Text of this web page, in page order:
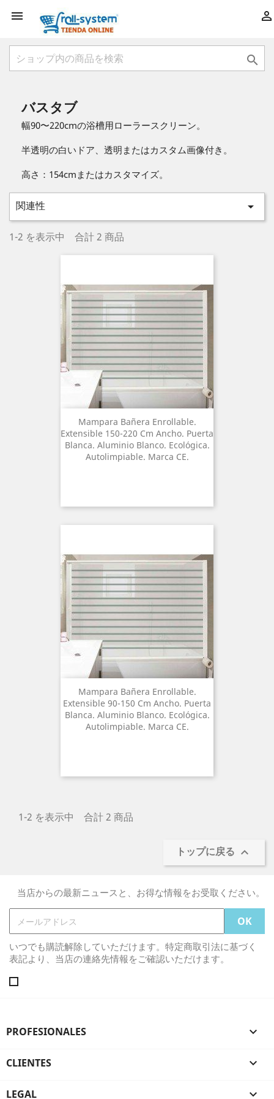
 

バスタブ
幅90〜220cmの浴槽用ローラースクリーン。
半透明の白いドア、透明またはカスタム画像付き。
高さ：154cmまたはカスタマイズ。
関連性 
1-2 を表示中 合計 2 商品
Mampara Bañera Enrollable.
Extensible 150-220 Cm Ancho. Puerta
Blanca. Aluminio Blanco. Ecológica.
Autolimpiable. Marca CE.
Mampara Bañera Enrollable.
Extensible 90-150 Cm Ancho. Puerta
Blanca. Aluminio Blanco. Ecológica.
Autolimpiable. Marca CE.
1-2 を表示中 合計 2 商品
トップに戻る 
当店からの最新ニュースと、お得な情報をお受取ください。
いつでも購読解除していただけます。特定商取引法に基づく
表記より、当店の連絡先情報をご確認いただけます。
PROFESIONALES 
CLIENTES 
LEGAL 